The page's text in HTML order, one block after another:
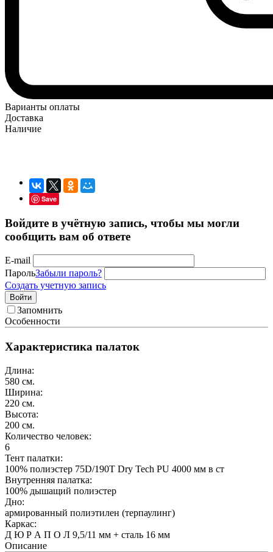
Варианты оплаты
Доставка
Наличие
Save
Войдите в учётную запись, чтобы мы могли
сообщить вам об ответе
E-mail
ПарольЗабыли пароль?
Создать учетную запись
Войти
Запомнить
Особенности
Характеристика палаток
Длина:
580 см.
Ширина:
220 см.
Высота:
200 см.
Количество человек:
6
Тент палатки:
100% полиэстер 75D/190T Dry Tech PU 4000 мм в ст
Внутренняя палатка:
100% дышащий полиэстер
Дно:
армированный полиэтилен (терпаулинг)
Каркас:
Д Ю Р А П О Л 9,5/11 мм + сталь 16 мм
Описание